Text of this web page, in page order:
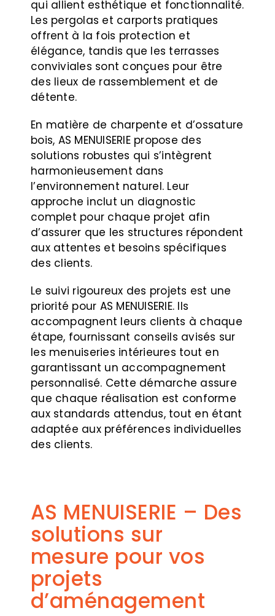
qui allient esthétique et fonctionnalité.
Les pergolas et carports pratiques
offrent à la fois protection et
élégance, tandis que les terrasses
conviviales sont conçues pour être
des lieux de rassemblement et de
détente.
En matière de charpente et d’ossature
bois, AS MENUISERIE propose des
solutions robustes qui s’intègrent
harmonieusement dans
l’environnement naturel. Leur
approche inclut un diagnostic
complet pour chaque projet afin
d’assurer que les structures répondent
aux attentes et besoins spécifiques
des clients.
Le suivi rigoureux des projets est une
priorité pour AS MENUISERIE. Ils
accompagnent leurs clients à chaque
étape, fournissant conseils avisés sur
les menuiseries intérieures tout en
garantissant un accompagnement
personnalisé. Cette démarche assure
que chaque réalisation est conforme
aux standards attendus, tout en étant
adaptée aux préférences individuelles
des clients.
AS MENUISERIE – Des
solutions sur
mesure pour vos
projets
d’aménagement